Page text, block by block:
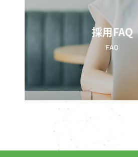
採用FAQ
FAQ